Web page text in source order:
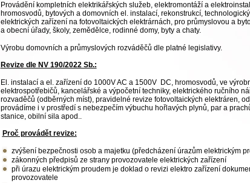
Provádění kompletních elektrikářských služeb, elektromontáží a
hromosvodů, bytových a domovních el. instalací, rekonstrukcí,
elektrických zařízení na fotovoltaických elektrárnách, pro průmyslovou a
a obecní úřady, školy, zemědělce, rodinné domy, byty a chaty.
Výrobu domovních a průmyslových rozváděčů dle platné legislativy.
Revize dle NV 190/2022 Sb.:
El. instalací a el. zařízení do 1000V AC a 1500V DC, hromosvodů, ve
elektrospotřebičů, kancelářské a výpočetní techniky, elektrického ručního
rozvaděčů (odběrných míst), pravidelné revize fotovoltaických elektráren,
provádíme i v prostředí s nebezpečím výbuchu hořlavých plynů, par a
stanice, obilní sila apod..
Proč provádět revize:
zvýšení bezpečnosti osob a majetku (předcházení úrazům elektrickým
zákonných předpisů ze strany provozovatele elektrických zařízení
při úrazu elektrickým proudem je doklad o revizi elektro zařízení
provozovatele